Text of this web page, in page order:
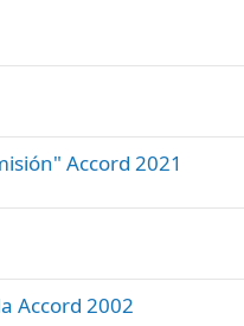
Accord 2021
Accord 2002